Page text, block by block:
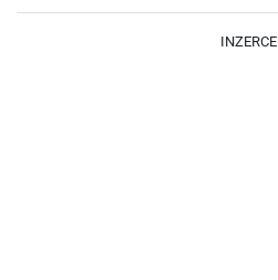
INZERCE